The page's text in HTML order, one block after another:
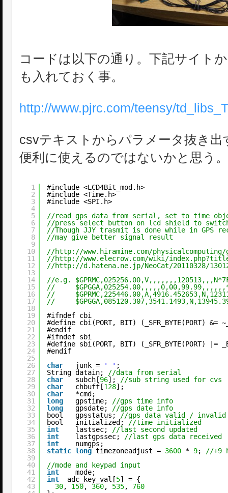
コードは以下の通り。下記サイト
も入れておく事。
http://www.pjrc.com/teensy/
csvテキストからパラメータ抜き出
便利に使えるのではないかと思う。
1
2
3
4
5
6
7
8
9
10
11
12
13
14
15
16
17
18
19
20
21
22
23
24
25
26
27
28
29
30
31
32
33
34
35
36
37
38
39
40
41
42
43
#include <LCD4Bit_mod.h>
#include <Time.h>
#include <SPI.h>
//read gps data from serial, set to time
//press select button on lcd shield to switch
//Though JJY trasmit is done while in GPS
//may give better signal result
//http://www.hiramine.com/physicalcomputing/
//http://www.elecrow.com/wiki/
//http://d.hatena.ne.jp/NeoCat/20110328/
//e.g.
//
//
//
#ifndef cbi
#define cbi(PORT, BIT) (_SFR_BYTE(PORT) &=
#endif
#ifndef sbi
#define sbi(PORT, BIT) (_SFR_BYTE(PORT) |=
#endif
char
junk = ' ' ;
String datain;
//data from serial
char
subch[96];
//sub string used for cvs
char
chbuff[128];
char
*cmd;
long
gpstime;
//gps time info
long
gpsdate;
//gps date info
bool   gpsstatus;
//gps data valid /
bool   initialized;
//time initialized
int
lastsec;
//last second updated
int
lastgpssec;
//last gps data received
int
numgps;
static long timezoneadjust = 3600 * 9;
//+9
//mode and keypad input
int
mode;
int
adc_key_val[5] = {
30, 150, 360, 535, 760